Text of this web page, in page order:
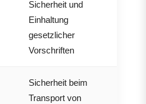
Sicherheit und
Einhaltung
gesetzlicher
Vorschriften
Sicherheit beim
Transport von